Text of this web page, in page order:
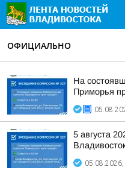
ОФИЦИАЛЬНО
На
Приморья
5 августа
05.08.2026,